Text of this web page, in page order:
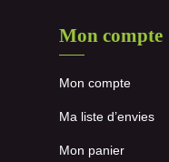
Mon compte
Mon compte
Ma liste d’envies
Mon panier